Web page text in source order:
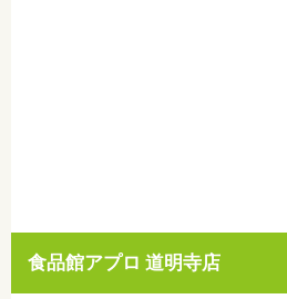
食品館アプロ 道明寺店